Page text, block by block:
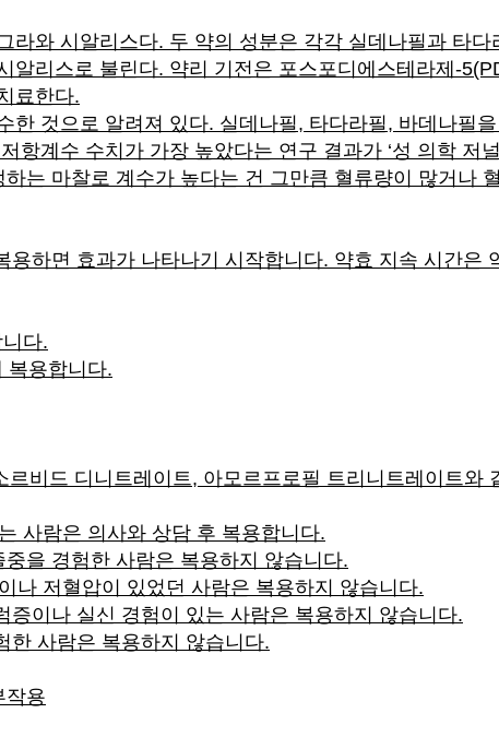
라와 시알리스다. 두 약의 성분은 각각 실데나필과 타
알리스로 불린다. 약리 기전은 포스포디에스테라제-
료한다.
한 것으로 알려져 있다. 실데나필, 타다라필, 바데나필
항계수 수치가 가장 높았다는 연구 결과가 ‘성 의학 저
는 마찰로 계수가 높다는 건 그만큼 혈류량이 많거나
용하면 효과가 나타나기 시작합니다. 약효 지속 시간은
다.
복용합니다.
비드 디니트레이트, 아모르프로필 트리니트레이트와
사람은 의사와 상담 후 복용합니다.
을 경험한 사람은 복용하지 않습니다.
나 저혈압이 있었던 사람은 복용하지 않습니다.
증이나 실신 경험이 있는 사람은 복용하지 않습니다.
한 사람은 복용하지 않습니다.
작용